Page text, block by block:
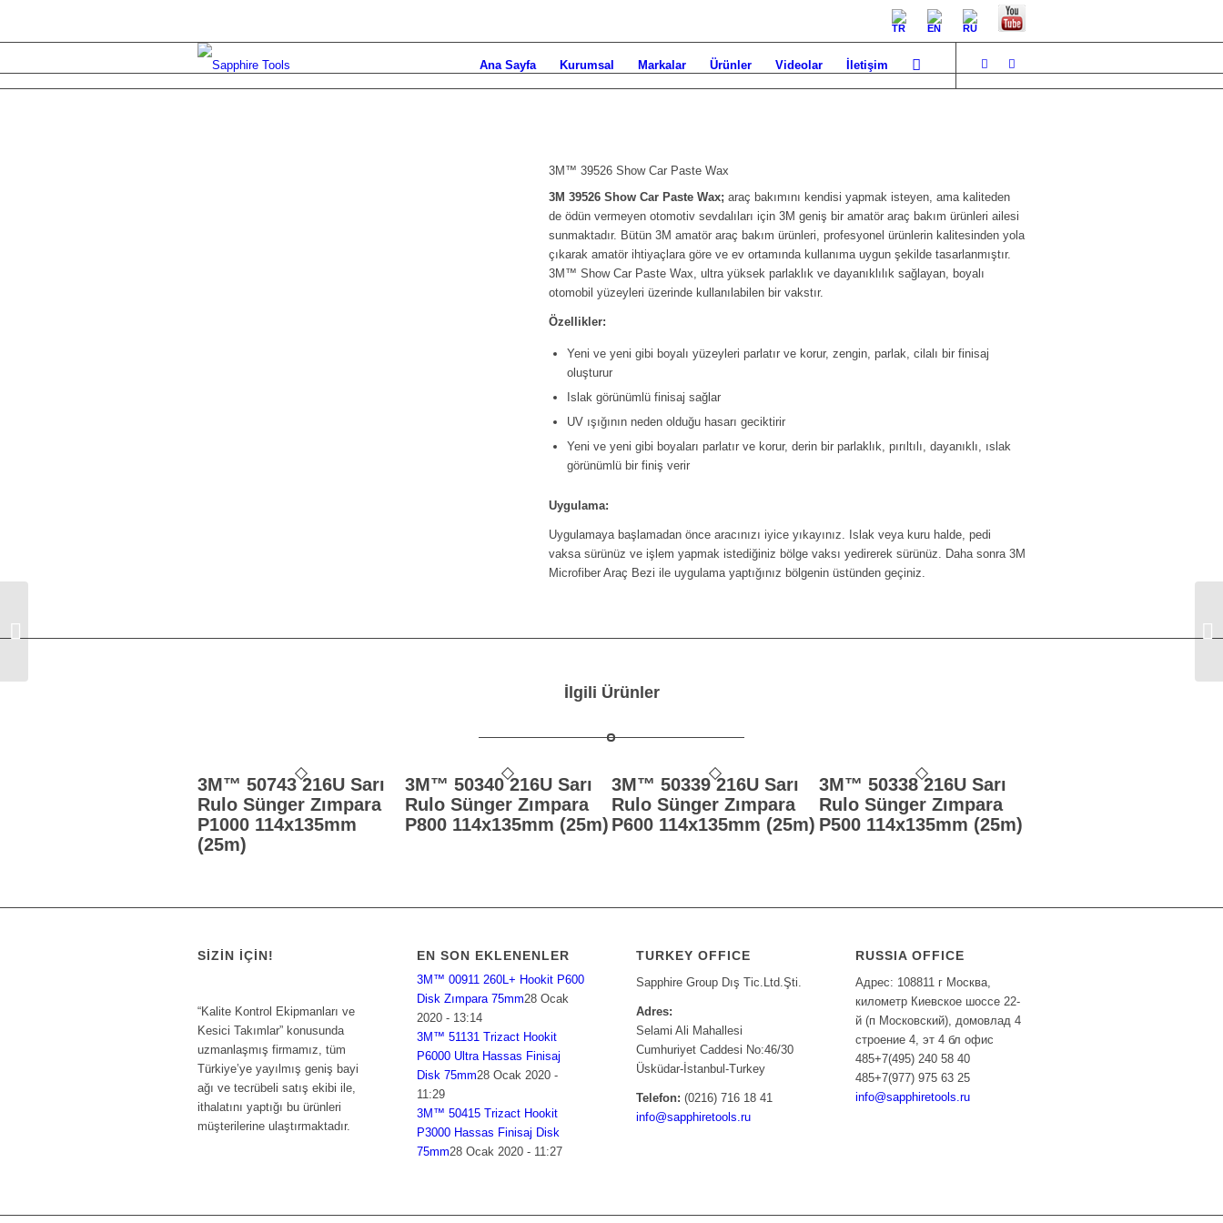
Ana Sayfa Kurumsal Markalar Ürünler Videolar İletişim
3M™ 39526 Show Car Paste Wax
3M 39526 Show Car Paste Wax; araç bakımını kendisi yapmak isteyen, ama kaliteden
de ödün vermeyen otomotiv sevdalıları için 3M geniş bir amatör araç bakım ürünleri ailesi
sunmaktadır. Bütün 3M amatör araç bakım ürünleri, profesyonel ürünlerin kalitesinden yola
çıkarak amatör ihtiyaçlara göre ve ev ortamında kullanıma uygun şekilde tasarlanmıştır.
3M™ Show Car Paste Wax, ultra yüksek parlaklık ve dayanıklılık sağlayan, boyalı
otomobil yüzeyleri üzerinde kullanılabilen bir vakstır.
Özellikler:
Yeni ve yeni gibi boyalı yüzeyleri parlatır ve korur, zengin, parlak, cilalı bir finisaj
oluşturur
Islak görünümlü finisaj sağlar
UV ışığının neden olduğu hasarı geciktirir
Yeni ve yeni gibi boyaları parlatır ve korur, derin bir parlaklık, pırıltılı, dayanıklı, ıslak
görünümlü bir finiş verir
Uygulama:
Uygulamaya başlamadan önce aracınızı iyice yıkayınız. Islak veya kuru halde, pedi
vaksa sürünüz ve işlem yapmak istediğiniz bölge vaksı yedirerek sürünüz. Daha sonra 3M
Microfiber Araç Bezi ile uygulama yaptığınız bölgenin üstünden geçiniz.
İlgili Ürünler
3M™ 50743 216U Sarı
Rulo Sünger Zımpara
P1000 114x135mm
(25m)
3M™ 50340 216U Sarı
Rulo Sünger Zımpara
P800 114x135mm (25m)
3M™ 50339 216U Sarı
Rulo Sünger Zımpara
P600 114x135mm (25m)
3M™ 50338 216U Sarı
Rulo Sünger Zımpara
P500 114x135mm (25m)
SIZIN İÇIN!
“Kalite Kontrol Ekipmanları ve
Kesici Takımlar” konusunda
uzmanlaşmış firmamız, tüm
Türkiye’ye yayılmış geniş bayi
ağı ve tecrübeli satış ekibi ile,
ithalatını yaptığı bu ürünleri
müşterilerine ulaştırmaktadır.
EN SON EKLENENLER
3M™ 00911 260L+ Hookit P600
Disk Zımpara 75mm28 Ocak
2020 - 13:14
3M™ 51131 Trizact Hookit
P6000 Ultra Hassas Finisaj
Disk 75mm28 Ocak 2020 -
11:29
3M™ 50415 Trizact Hookit
P3000 Hassas Finisaj Disk
75mm28 Ocak 2020 - 11:27
TURKEY OFFICE
Sapphire Group Dış Tic.Ltd.Şti.
Adres:
Selami Ali Mahallesi
Cumhuriyet Caddesi No:46/30
Üsküdar-İstanbul-Turkey
Telefon: (0216) 716 18 41
info@sapphiretools.ru
RUSSIA OFFICE
Адрес: 108811 г Москва,
километр Киевское шоссе 22-
й (п Московский), домовлад 4
строение 4, эт 4 бл офис
485+7(495) 240 58 40
485+7(977) 975 63 25
info@sapphiretools.ru